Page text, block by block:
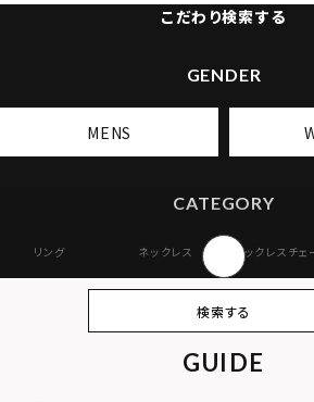
こだわり検索する
GENDER
MENS
CATEGORY
リング ネックレス ネックレスチェ
オンラインストア
ギフトボックス
検索する
GUIDE